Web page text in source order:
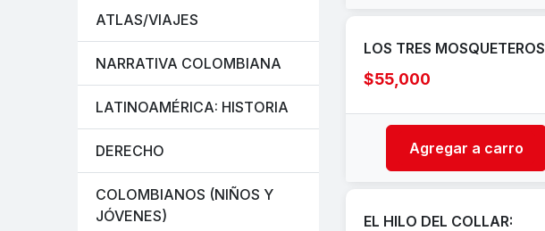
ATLAS/VIAJES
NARRATIVA COLOMBIANA
LATINOAMÉRICA: HISTORIA
DERECHO
COLOMBIANOS (NIÑOS Y
JÓVENES)
LOS TRES MOSQUETEROS
$55,000
Agregar a carro
EL HILO DEL COLLAR: